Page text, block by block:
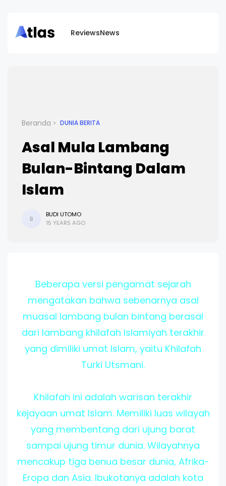
ReviewsNews
Beranda DUNIA BERITA
Asal Mula Lambang
Bulan-Bintang Dalam
Islam
B
BUDI UTOMO
15 YEARS AGO
Beberapa versi pengamat sejarah
mengatakan bahwa sebenarnya asal
muasal lambang bulan bintang berasal
dari lambang khilafah Islamiyah terakhir
yang dimiliki umat Islam, yaitu Khilafah
Turki Utsmani.
Khilafah ini adalah warisan terakhir
kejayaan umat Islam. Memiliki luas wilayah
yang membentang dari ujung barat
sampai ujung timur dunia. Wilayahnya
mencakup tiga benua besar dunia, Afrika-
Eropa dan Asia. Ibukotanya adalah kota